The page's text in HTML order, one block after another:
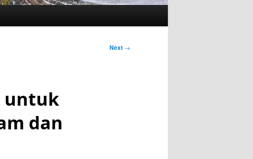
Next →
untuk
dan